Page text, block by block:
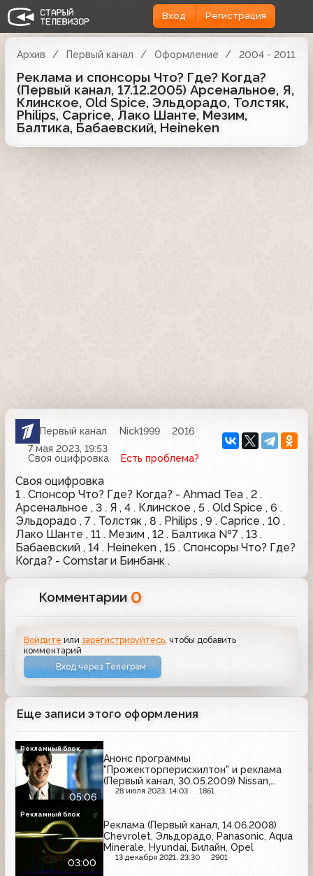
Вход Регистрация
Архив Первый канал Оформление 2004 - 2011
Реклама и спонсоры Что? Где? Когда?
(Первый канал, 17.12.2005) Арсенальное, Я,
Клинское, Old Spice, Эльдорадо, Толстяк,
Philips, Caprice, Лако Шанте, Мезим,
Балтика, Бабаевский, Heineken
Первый канал Nick1999
2016
7 мая 2023, 19:53
Своя оцифровка
Есть проблема?
Своя оцифровка
1 . Спонсор Что? Где? Когда? - Ahmad Tea , 2 .
Арсенальное , 3 . Я , 4 . Клинское , 5 . Old Spice , 6 .
Эльдорадо , 7 . Толстяк , 8 . Philips , 9 . Caprice , 10 .
Лако Шанте , 11 . Мезим , 12 . Балтика №7 , 13 .
Бабаевский , 14 . Heineken , 15 . Спонсоры Что? Где?
Когда? - Comstar и Бинбанк .
Комментарии 0
Войдите илизарегистрируйтесь , чтобы добавить
комментарий
Вход через Телеграм
Еще записи этого оформления
05:06
Анонс программы
"Прожекторперисхилтон" и реклама
(Первый канал, 30.05.2009) Nissan,
Venus, Jacobs, Friskies, Doppelherz,
28 июля 2023, 14:03 1861
Рекламный блок
03:00
Реклама (Первый канал, 14.06.2008)
Chevrolet, Эльдорадо, Panasonic, Aqua
Minerale, Hyundai, Билайн, Opel
13 декабря 2021, 23:30 2901
Рекламный блок